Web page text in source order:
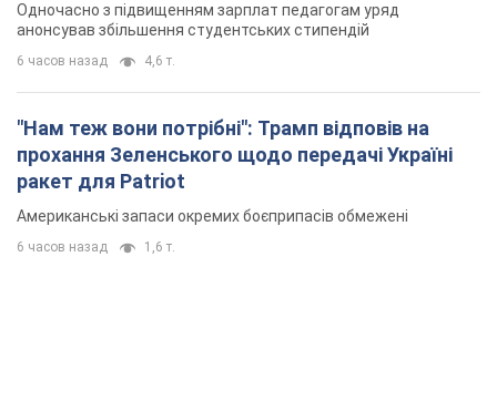
Одночасно з підвищенням зарплат педагогам уряд
анонсував збільшення студентських стипендій
6 часов назад 4,6 т.
"Нам теж вони потрібні": Трамп відповів на
прохання Зеленського щодо передачі Україні
ракет для Patriot
Американські запаси окремих боєприпасів обмежені
6 часов назад 1,6 т.